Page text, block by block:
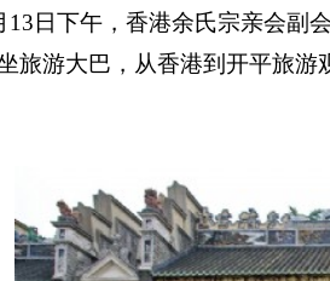
13 日下午，香港余氏宗亲会副
旅游大巴，从香港到开平旅游